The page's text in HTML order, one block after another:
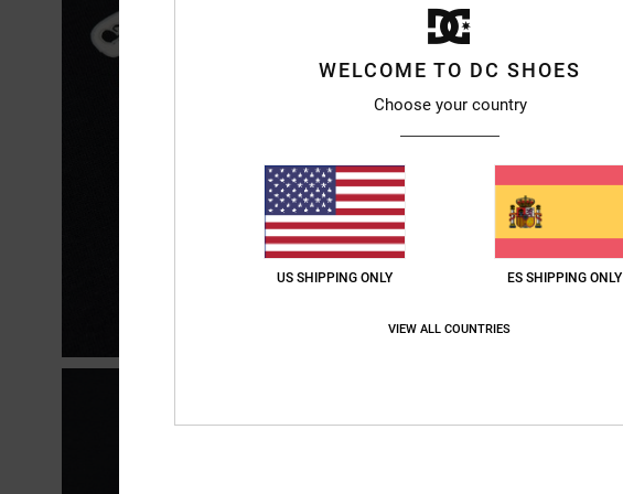
WELCOME TO DC SHOES
Choose your country
US SHIPPING ONLY ES SHIPPING ONLY
VIEW ALL COUNTRIES